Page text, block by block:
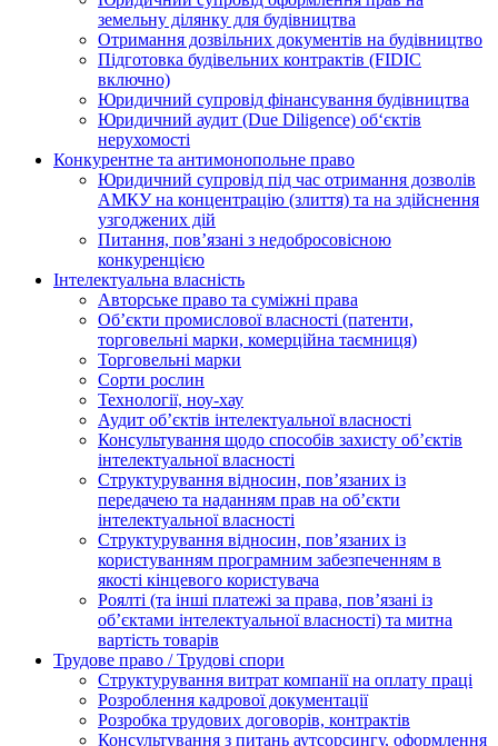
земельну ділянку для будівництва
Отримання дозвільних документів на будівництво
Підготовка будівельних контрактів (FIDIC
включно)
Юридичний супровід фінансування будівництва
Юридичний аудит (Due Diligence) об‘єктів
нерухомості
Конкурентне та антимонопольне право
Юридичний супровід під час отримання дозволів
АМКУ на концентрацію (злиття) та на здійснення
узгоджених дій
Питання, пов’язані з недобросовісною
конкуренцією
Інтелектуальна власність
Авторське право та суміжні права
Oб’єкти промислової власності (патенти,
торговельні марки, комерційна таємниця)
Торговельні марки
Сорти рослин
Технології, ноу-хау
Аудит об’єктів інтелектуальної власності
Консультування щодо способів захисту об’єктів
інтелектуальної власності
Структурування відносин, пов’язаних із
передачею та наданням прав на об’єкти
інтелектуальної власності
Структурування відносин, пов’язаних із
користуванням програмним забезпеченням в
якості кінцевого користувача
Роялті (та інші платежі за права, пов’язані із
об’єктами інтелектуальної власності) та митна
вартість товарів
Трудове право / Трудові спори
Cтруктурування витрат компанії на оплату праці
Розроблення кадрової документації
Розробка трудових договорів, контрактів
Консультування з питань аутсорсингу, оформлення